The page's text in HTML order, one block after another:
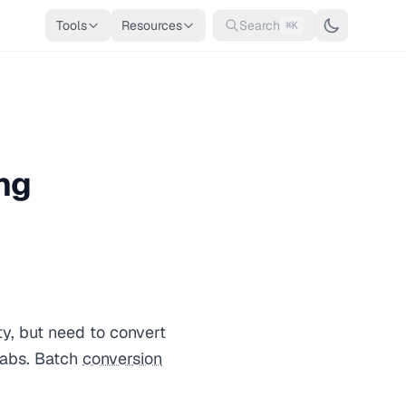
Tools Resources Search ⌘K
but need to convert
Batch conversion